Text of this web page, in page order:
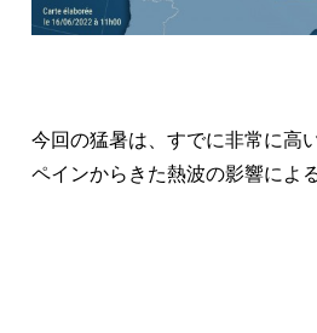
今回の猛暑は、すでに非常に高
ペインからきた熱波の影響によ